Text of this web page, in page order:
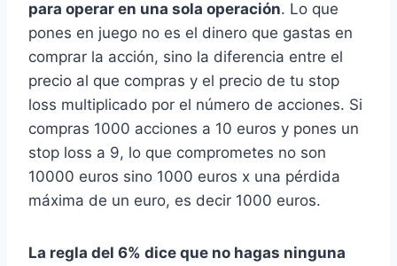
para operar en una sola operación. Lo que
pones en juego no es el dinero que gastas en
comprar la acción, sino la diferencia entre el
precio al que compras y el precio de tu stop
loss multiplicado por el número de acciones. Si
compras 1000 acciones a 10 euros y pones un
stop loss a 9, lo que comprometes no son
10000 euros sino 1000 euros x una pérdida
máxima de un euro, es decir 1000 euros.
La regla del 6% dice que no hagas ninguna